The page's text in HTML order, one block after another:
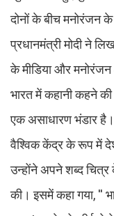
दोनों के बीच मनोरंजन के
प्रधानमंत्री मोदी ने
के मीडिया और मनोरंजन
भारत में कहानी कहने
एक असाधारण भंडार है।
वैश्विक केंद्र के रूप में
उन्होंने अपने शब्द चित्र
की। इसमें कहा गया, ''